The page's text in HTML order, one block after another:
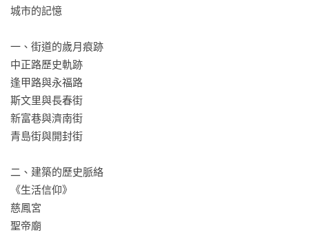
下的點滴印記
一如卡爾維諾在《看不見的城市》曾說：「這座城市不會訴說
他的過去，而是像手紋一樣包容著過去，寫在街角，在窗戶的
柵欄，在階梯的扶手，在避雷針的天線，在旗杆上、每個小地
方，都一一銘記了刻痕、缺口和捲曲的邊緣。」
跟著鄭開翔，一起用畫筆和文字走進屏東的故事，重新發現這
座城市裡被時間掩埋的記憶。屏東，不只是墾丁的門戶，不只
有《海角七號》和萬巒豬腳，更是一個充滿細膩生活氣息與歷
史厚度的地方，它們有的曾是繁榮的象徵、有的則默默訴說著
城市的記憶
一、街道的歲月痕跡
中正路歷史軌跡
逢甲路與永福路
斯文里與長春街
新富巷與濟南街
青島街與開封街
二、建築的歷史脈絡
《生活信仰》
慈鳳宮
聖帝廟